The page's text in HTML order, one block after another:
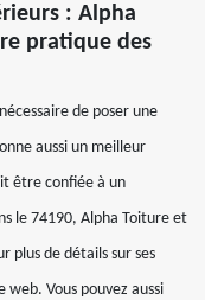
: Alpha
pratique des
de poser une
aussi un meilleur
être confiée à un
le 74190, Alpha Toiture et
plus de détails sur ses
Vous pouvez aussi